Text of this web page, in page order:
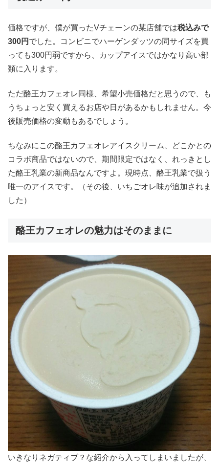
価格ですが、僕が買ったVチェーンの某店舗では税込みで
300円 でした。コンビニでハーゲンダッツの同サイズを買
っても300円弱ですから、カップアイスではかなり高い部
類に入ります。
ただ酪王カフェオレ同様、希望小売価格だと思うので、も
うちょっと安く買えるお店や日があるかもしれません。今
後販売価格の変動もあるでしょう。
ちなみにこの酪王カフェオレアイスクリーム、どこかとの
コラボ商品ではないので、期間限定ではなく、れっきとし
た酪王乳業の新商品なんですよ。現時点、酪王乳業で扱う
唯一のアイスです。（その後、いちごオレ味が追加されま
した）
酪王カフェオレの魅力はそのままに
いきなりネガティブ？な紹介から入ってしまいましたが、